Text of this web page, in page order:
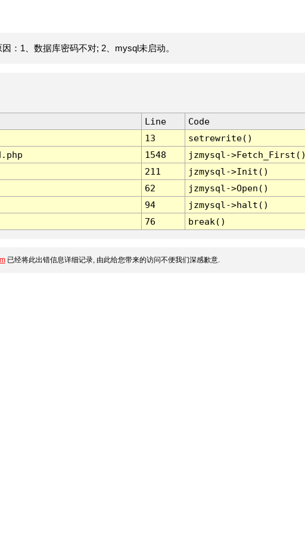
：1、数据库密码不对; 2、mysql未启动。
Line
Code
13
setrewrite()
1548
jzmysql-
211
jzmysql->Init()
62
jzmysql->Open()
94
jzmysql->halt()
76 break()
已经将此出错信息详细记录, 由此给您带来的访问不便我们深感歉意.